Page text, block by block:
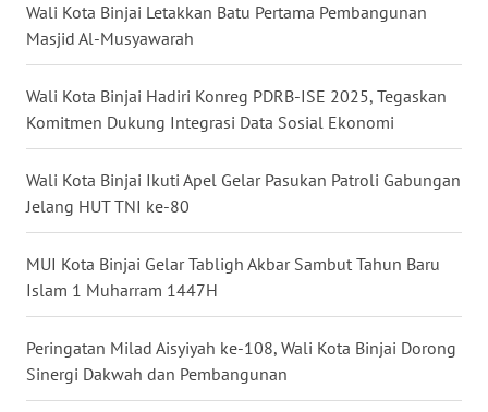
Wali Kota Binjai Letakkan Batu Pertama Pembangunan
Masjid Al-Musyawarah
Wali Kota Binjai Hadiri Konreg PDRB-ISE 2025, Tegaskan
Komitmen Dukung Integrasi Data Sosial Ekonomi
Wali Kota Binjai Ikuti Apel Gelar Pasukan Patroli Gabungan
Jelang HUT TNI ke-80
MUI Kota Binjai Gelar Tabligh Akbar Sambut Tahun Baru
Islam 1 Muharram 1447H
Peringatan Milad Aisyiyah ke-108, Wali Kota Binjai Dorong
Sinergi Dakwah dan Pembangunan
WN
WN
LANGKAT
WN
TAPANULI
SELATAN
WN